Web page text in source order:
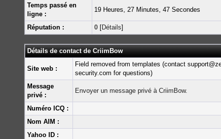
Temps passé en
ligne :
19 Heures, 27 Minutes, 47 Secondes
Réputation : 0 [Détails]
Détails de contact de CriimBow
Site web :
Field removed from templates (contact
security.com for questions)
Message
privé :
Envoyer un message privé à CriimBow.
Numéro ICQ :
Nom AIM :
Yahoo ID :